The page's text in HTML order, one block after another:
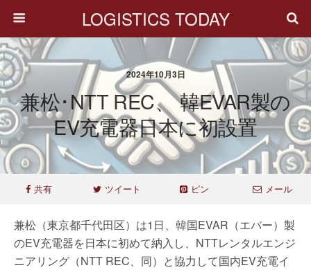
LOGISTICS TODAY
2024年10月3日
兼松･NTT REC、 韓EVAR製の
EV充電器日本に初設置
共有 ツイート ピン メール
兼松（東京都千代田区）は1日、韓国EVAR（エバー）製
のEV充電器を日本に初めて納入し、NTTレンタルエンジ
ニアリング（NTT REC、同）と協力して国内EV充電イ